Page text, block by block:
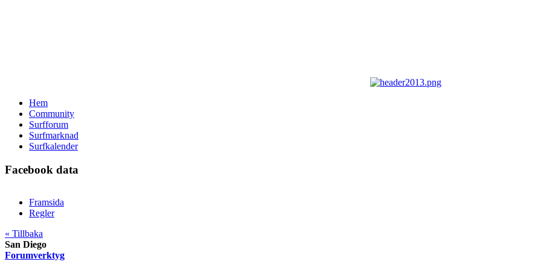
Hem
Community
Surfforum
Surfmarknad
Surfkalender
Facebook data
Framsida
Regler
« Tillbaka
San Diego
Forumverktyg